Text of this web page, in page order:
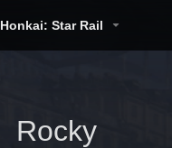
Honkai: Star Rail
Rocky